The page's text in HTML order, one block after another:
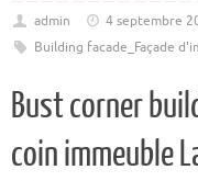
admin 4 septembre
Building facade_Façade
Bust corner
coin immeuble